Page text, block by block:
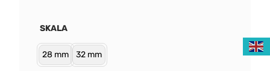
SKALA
28 mm 32 mm